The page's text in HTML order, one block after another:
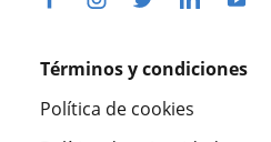
Términos y condiciones
Política de cookies